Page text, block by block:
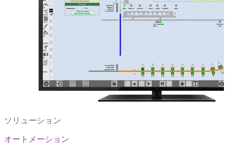
ソリューション
オートメーション